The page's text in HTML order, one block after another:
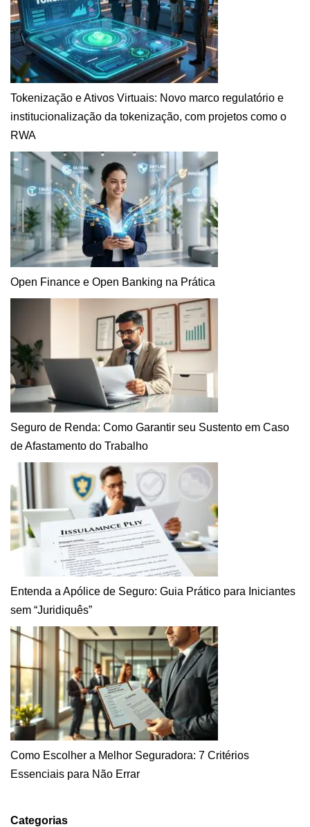
Tokenização e Ativos Virtuais: Novo marco regulatório e
institucionalização da tokenização, com projetos como o
RWA
Open Finance e Open Banking na Prática
Seguro de Renda: Como Garantir seu Sustento em Caso
de Afastamento do Trabalho
Entenda a Apólice de Seguro: Guia Prático para Iniciantes
sem “Juridiquês”
Como Escolher a Melhor Seguradora: 7 Critérios
Essenciais para Não Errar
Categorias